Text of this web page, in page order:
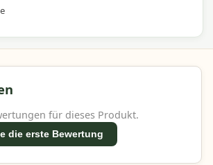
für dieses Produkt.
die erste Bewertung